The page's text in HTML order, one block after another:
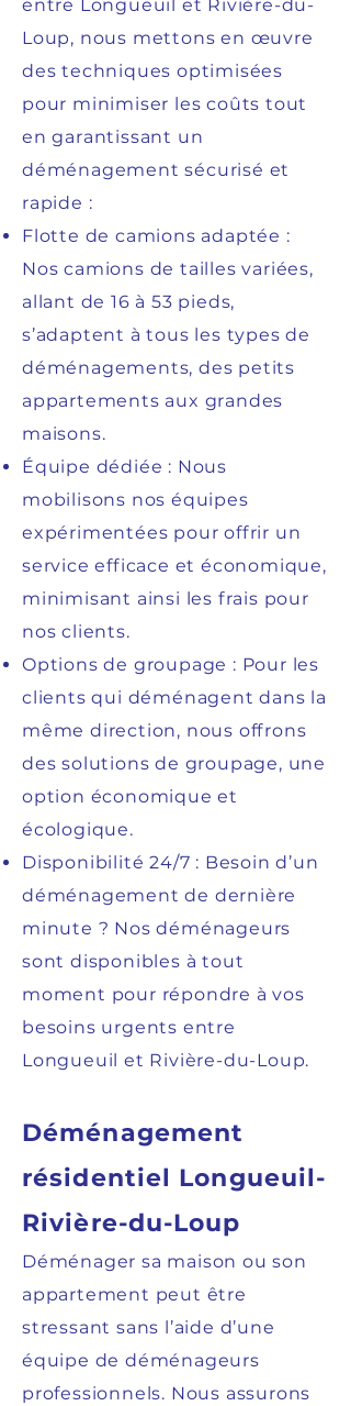
entre Longueuil et Rivière-du-
Loup, nous mettons en œuvre
des techniques optimisées
pour minimiser les coûts tout
en garantissant un
déménagement sécurisé et
rapide :
Flotte de camions adaptée :
Nos camions de tailles variées,
allant de 16 à 53 pieds,
s’adaptent à tous les types de
déménagements, des petits
appartements aux grandes
maisons.
Équipe dédiée : Nous
mobilisons nos équipes
expérimentées pour offrir un
service efficace et économique,
minimisant ainsi les frais pour
nos clients.
Options de groupage : Pour les
clients qui déménagent dans la
même direction, nous offrons
des solutions de groupage, une
option économique et
écologique.
Disponibilité 24/7 : Besoin d’un
déménagement de dernière
minute ? Nos déménageurs
sont disponibles à tout
moment pour répondre à vos
besoins urgents entre
Longueuil et Rivière-du-Loup.
Déménagement
résidentiel Longueuil-
Rivière-du-Loup
Déménager sa maison ou son
appartement peut être
stressant sans l’aide d’une
équipe de déménageurs
professionnels. Nous assurons